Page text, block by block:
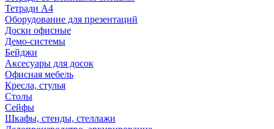
Тетради А4
Оборудование для презентаций
Доски офисные
Демо-системы
Бейджи
Аксесуары для досок
Офисная мебель
Кресла, стулья
Столы
Сейфы
Шкафы, стенды, стеллажи